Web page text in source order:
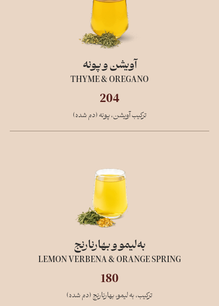
آویشن و پونه
THYME & OREGANO
204
ترکیب آویشن، پونه (دم شده)
به‌لیمو و بهار‌نارنج
LEMON VERBENA & ORANGE SPRING
180
ترکیب، به لیمو، بهارنارنج (دم شده)